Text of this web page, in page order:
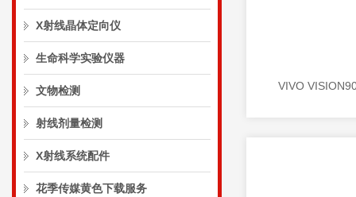
X射线晶体定向仪
生命科学实验仪器
文物检测
射线剂量检测
X射线系统配件
花季传媒黄色下载服务